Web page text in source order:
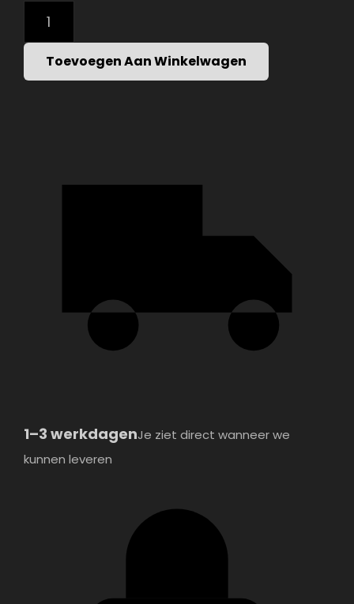
ATTACHMENT
VOOR
OLYMPISCHE
Toevoegen Aan Winkelwagen
1–3 werkdagenJe ziet direct wanneer we
kunnen leveren